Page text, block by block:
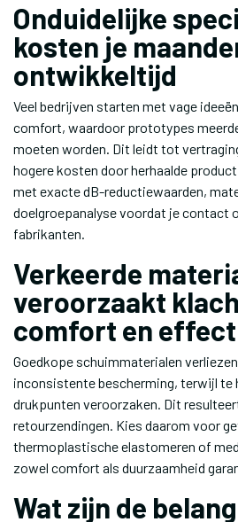
Onduidelijke
kosten je
ontwikkeltijd
Veel bedrijven starten met vage
comfort, waardoor prototypes
moeten worden. Dit leidt tot
hogere kosten door herhaalde
met exacte dB-reductiewaarden,
doelgroepanalyse voordat je contact
fabrikanten.
Verkeerde
veroorzaakt
comfort en
Goedkope schuimmaterialen
inconsistente bescherming, terwijl te
drukpunten veroorzaken. Dit
retourzendingen. Kies daarom voor
thermoplastische elastomeren of
zowel comfort als duurzaamheid
Wat zijn de